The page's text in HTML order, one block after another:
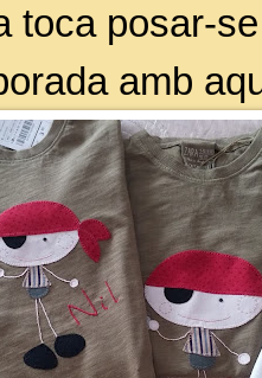
toca posar-
amb